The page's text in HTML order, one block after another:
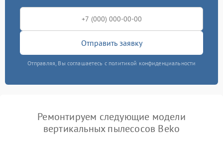
Отправить заявку
Отправляя, Вы соглашаетесь с политикой конфиденциальности
Ремонтируем следующие модели
вертикальных пылесосов Beko